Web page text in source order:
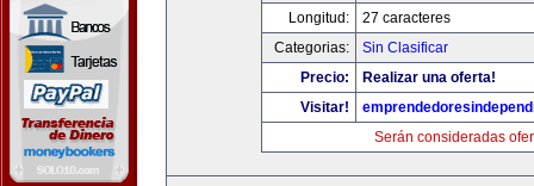
Longitud:
27 caracteres
Categorias:
Sin Clasificar
Precio:
Realizar una oferta!
Visitar!
Serán consideradas